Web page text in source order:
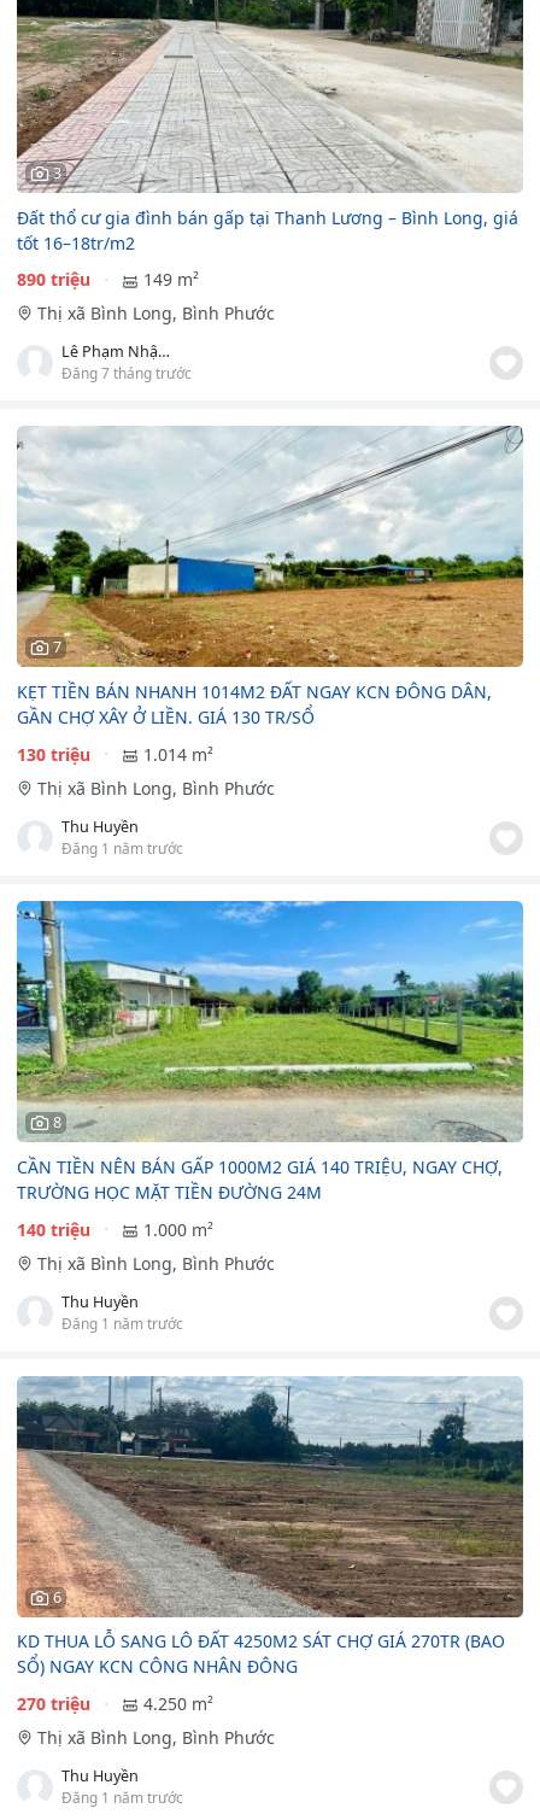
3
Đất thổ cư gia đình bán gấp tại Thanh Lương – Bình Long, giá
tốt 16–18tr/m2
890 triệu
149 m²
Thị xã Bình Long, Bình Phước
Lê Phạm Nhật Hoàng
Đăng 7 tháng trước
7
KẸT TIỀN BÁN NHANH 1014M2 ĐẤT NGAY KCN ĐÔNG DÂN,
GẦN CHỢ XÂY Ở LIỀN. GIÁ 130 TR/SỔ
130 triệu
1.014 m²
Thị xã Bình Long, Bình Phước
Thu Huyền
Đăng 1 năm trước
8
CẦN TIỀN NÊN BÁN GẤP 1000M2 GIÁ 140 TRIỆU, NGAY CHỢ,
TRƯỜNG HỌC MẶT TIỀN ĐƯỜNG 24M
140 triệu
1.000 m²
Thị xã Bình Long, Bình Phước
Thu Huyền
Đăng 1 năm trước
6
KD THUA LỖ SANG LÔ ĐẤT 4250M2 SÁT CHỢ GIÁ 270TR (BAO
SỔ) NGAY KCN CÔNG NHÂN ĐÔNG
270 triệu
4.250 m²
Thị xã Bình Long, Bình Phước
Thu Huyền
Đăng 1 năm trước